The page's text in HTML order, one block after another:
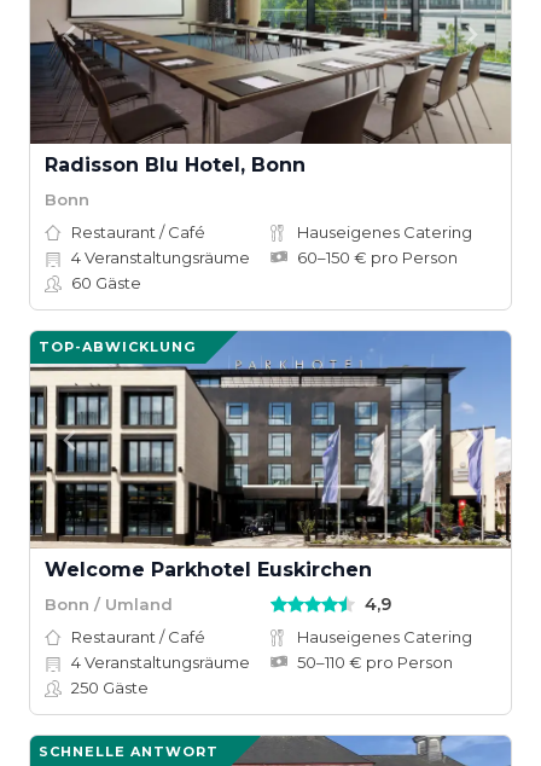
Radisson Blu Hotel, Bonn
Bonn
Restaurant / Café
Hauseigenes Catering
4Veranstaltungsräume
60–150 € pro Person
60 Gäste
TOP-ABWICKLUNG
Welcome Parkhotel Euskirchen
Bonn / Umland 4,9
Restaurant / Café
Hauseigenes Catering
4Veranstaltungsräume
50–110 € pro Person
250 Gäste
SCHNELLE ANTWORT